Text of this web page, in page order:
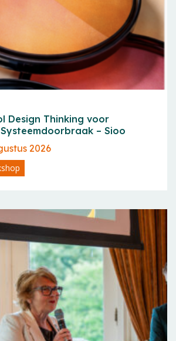
Design Thinking voor
– Sioo
2026